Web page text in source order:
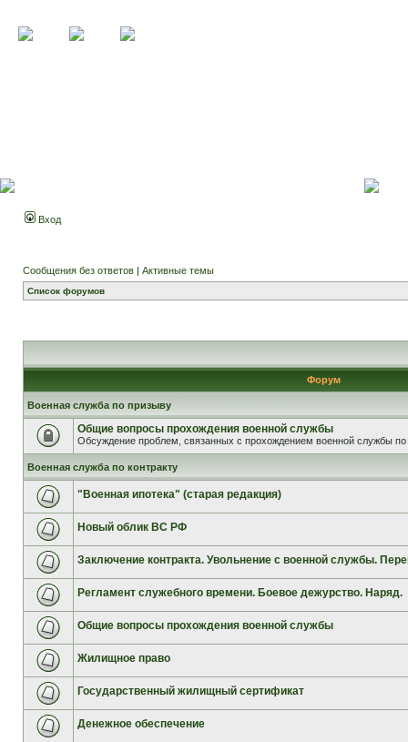
Вход
Сообщения без ответов | Активные темы
Список форумов
Форум
Военная служба по призыву
Общие вопросы прохождения военной службы
Обсуждение проблем, связанных с прохождением военной службы по
Военная служба по контракту
"Военная ипотека" (старая редакция)
Новый облик ВС РФ
Заключение контракта. Увольнение с военной службы.
Регламент служебного времени. Боевое дежурство. Наряд.
Общие вопросы прохождения военной службы
Жилищное право
Государственный жилищный сертификат
Денежное обеспечение